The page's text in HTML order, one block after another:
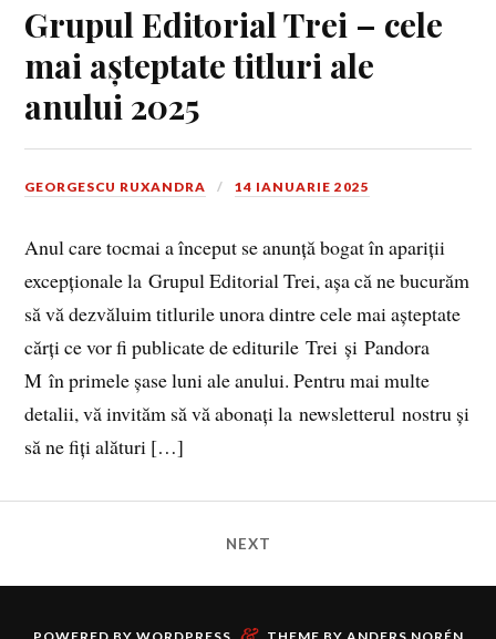
Grupul Editorial Trei – cele
mai așteptate titluri ale
anului 2025
GEORGESCU RUXANDRA 14 IANUARIE 2025
Anul care tocmai a început se anunță bogat în apariții
excepționale la Grupul Editorial Trei, așa că ne bucurăm
să vă dezvăluim titlurile unora dintre cele mai așteptate
cărți ce vor fi publicate de editurile Trei și Pandora
M în primele șase luni ale anului. Pentru mai multe
detalii, vă invităm să vă abonați la newsletterul nostru și
să ne fiți alături […]
NEXT